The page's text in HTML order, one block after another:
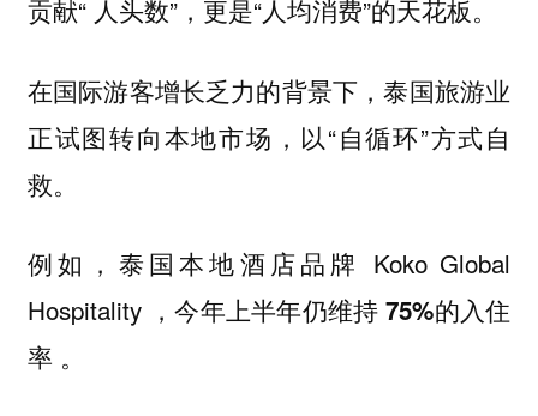
贡献“ 人头数”，更是“人均消费”的天花板。
在国际游客增长乏力的背景下，泰国旅游业
正试图转向本地市场，以“自循环”方式自
救。
例如，泰国本地酒店品牌 Koko Global
Hospitality ，今年上半年仍维持75%的入住
率。